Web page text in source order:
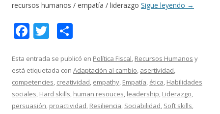
recursos humanos / empatía / liderazgo Sigue leyendo →
F
e
b
o
o
T
itt
er
m
p
ar
ti
Esta entrada se publicó en Política Fiscal, Recursos Humanos y
está etiquetada con Adaptación al cambio, asertividad,
competencies, creatividad, empathy, Empatía, ética, Habilidades
sociales, Hard skills, human resouces, leadership, Liderazgo,
persuasión, proactividad, Resiliencia, Sociabilidad, Soft skills,